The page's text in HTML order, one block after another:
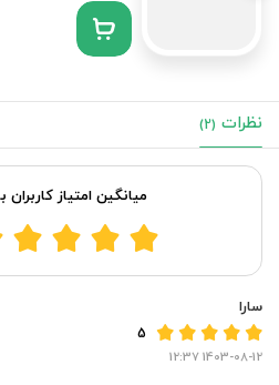
نظرات (2)
میانگین امتیاز
سارا
5
1403-08-12 12:37